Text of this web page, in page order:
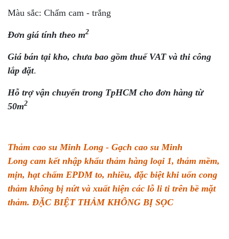
Màu sắc: Chấm cam - trắng
Đơn giá tính theo m2
Giá bán tại kho, chưa bao gồm thuế VAT và thi công
lắp đặt.
Hỗ trợ vận chuyển trong TpHCM cho đơn hàng từ
50m2
Thảm cao su Minh Long - Gạch cao su Minh
Long cam kết nhập khẩu thảm hàng loại 1, thảm mềm,
mịn, hạt chấm EPDM to, nhiều, đặc biệt khi uốn cong
thảm không bị nứt và xuất hiện các lỗ li ti trên bề mặt
thảm. ĐẶC BIỆT THẢM KHÔNG BỊ SỌC